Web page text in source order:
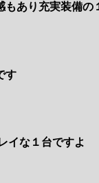
もあり充実装備の
す
イな１台ですよ